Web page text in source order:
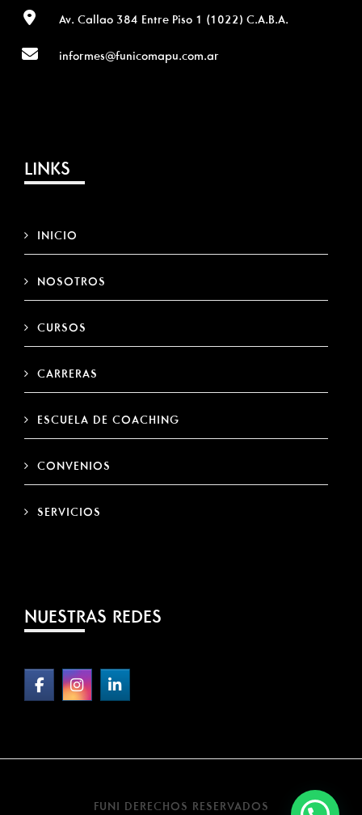
Av. Callao 384 Entre Piso 1 (1022) C.A.B.A.
informes@funicomapu.com.ar
LINKS
INICIO
NOSOTROS
CURSOS
CARRERAS
ESCUELA DE COACHING
CONVENIOS
SERVICIOS
NUESTRAS REDES
FUNI DERECHOS RESERVADOS